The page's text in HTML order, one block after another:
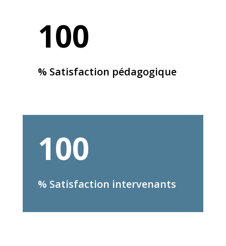
100
% Satisfaction pédagogique
100
% Satisfaction intervenants